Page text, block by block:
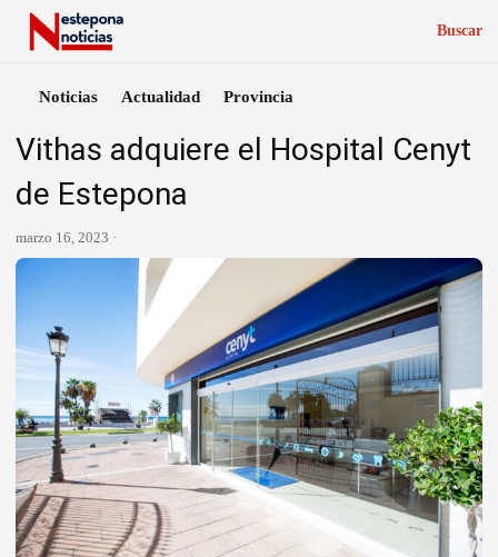
Buscar
Noticias Actualidad Provincia
Vithas adquiere el Hospital Cenyt
de Estepona
marzo 16, 2023 ·